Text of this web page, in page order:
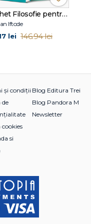
Filosofice de la
conferinţe publice,
o consistentă
relevanţa filosofiei
Pachet Filosofie pentru viața de zi cu zi
Iftode
lei 146.94 lei
și condiții
de
si
Blog Editura Trei
Blog Pandora M
Newsletter